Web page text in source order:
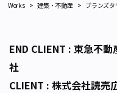
Works 建築・不動産 ブランズ
END CLIENT : 東急不
社
CLIENT : 株式会社読売